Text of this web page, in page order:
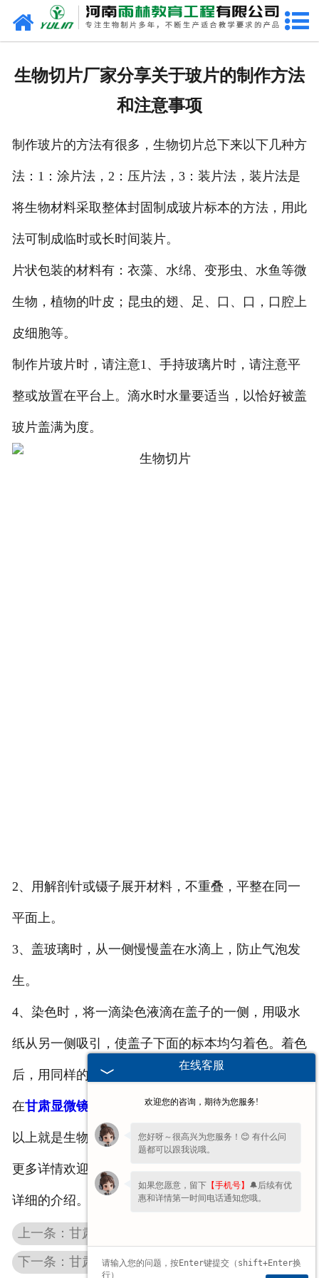
网站首页
联系我们
生物切片厂家分享关于玻片的制作方法
和注意事项
制作玻片的方法有很多，生物切片总下来以下几种方
法：1：涂片法，2：压片法，3：装片法，装片法是
将生物材料采取整体封固制成玻片标本的方法，用此
法可制成临时或长时间装片。
片状包装的材料有：衣藻、水绵、变形虫、水鱼等微
生物，植物的叶皮；昆虫的翅、足、口、口，口腔上
皮细胞等。
制作片玻片时，请注意1、手持玻璃片时，请注意平
整或放置在平台上。滴水时水量要适当，以恰好被盖
玻片盖满为度。
2、用解剖针或镊子展开材料，不重叠，平整在同一
平面上。
3、盖玻璃时，从一侧慢慢盖在水滴上，防止气泡发
生。
4、染色时，将一滴染色液滴在盖子的一侧，用吸水
纸从另一侧吸引，使盖子下面的标本均匀着色。着色
后，用同样的方法，滴一滴清水，把染色液吸出后，
在甘肃显微镜
以上就是生物切片厂家总结的关于玻片的相关事项，
更多详情欢迎致电或留言，我们的工作人员会为您做
详细的介绍。
下一条：甘肃机贴足球和手缝、甘肃机缝足球的不同之处
在线客服
欢迎您的咨询，期待为您服务!
您好呀～很高兴为您服务！😊 有什么问
题都可以跟我说哦。
如果您愿意，留下 【手机号】 🔔后续有优
惠和详情第一时间电话通知您哦。